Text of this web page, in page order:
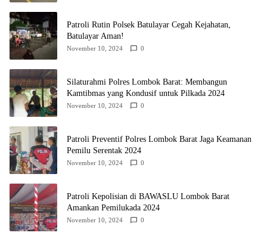
Patroli Rutin Polsek Batulayar Cegah Kejahatan,
Batulayar Aman!
November 10, 2024 0
Silaturahmi Polres Lombok Barat: Membangun
Kamtibmas yang Kondusif untuk Pilkada 2024
November 10, 2024 0
Patroli Preventif Polres Lombok Barat Jaga Keamanan
Pemilu Serentak 2024
November 10, 2024 0
Patroli Kepolisian di BAWASLU Lombok Barat
Amankan Pemilukada 2024
November 10, 2024 0